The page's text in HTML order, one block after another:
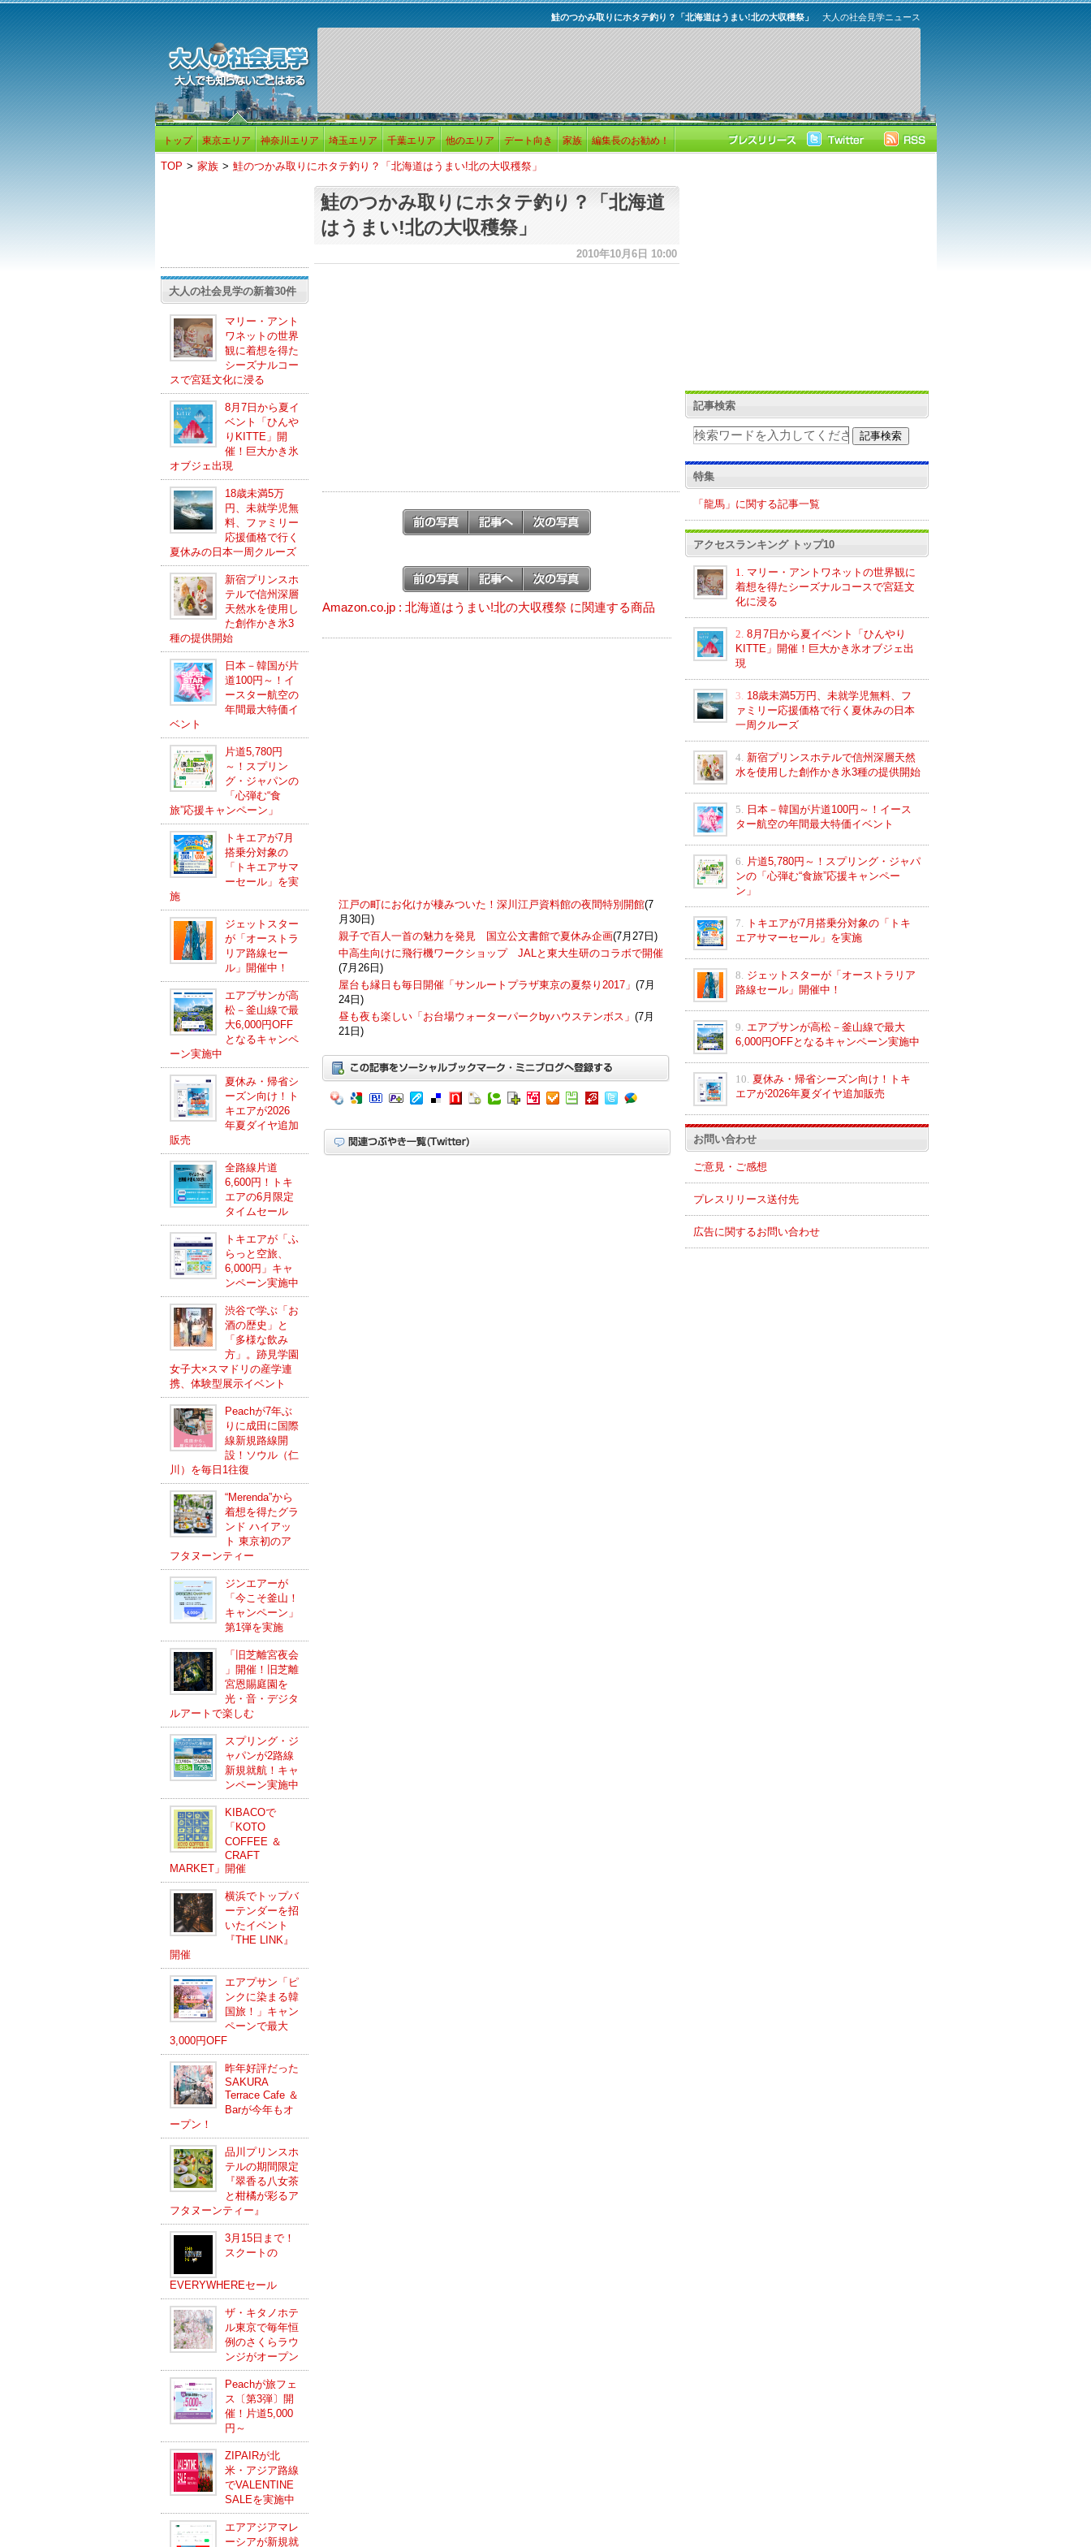
大人の社会見学ニュース
鮭のつかみ取りにホタテ釣り？「北海道はうまい!北の大収穫祭」
トップ 東京エリア 神奈川エリア 埼玉エリア 千葉エリア 他のエリア デート向き 家族 編集長のお勧め！
TOP > 家族 > 鮭のつかみ取りにホタテ釣り？「北海道はうまい!北の大収穫祭」
大人の社会見学の新着30件
マリー・アント
ワネットの世界
観に着想を得た
シーズナルコー
スで宮廷文化に浸る
8月7日から夏イ
ベント「ひんや
りKITTE」開
催！巨大かき氷
オブジェ出現
18歳未満5万
円、未就学児無
料、ファミリー
応援価格で行く
夏休みの日本一周クルーズ
新宿プリンスホ
テルで信州深層
天然水を使用し
た創作かき氷3
種の提供開始
日本－韓国が片
道100円～！イ
ースター航空の
年間最大特価イ
ベント
片道5,780円
～！スプリン
グ・ジャパンの
「心弾む“食
旅”応援キャンペーン」
トキエアが7月
搭乗分対象の
「トキエアサマ
ーセール」を実
施
ジェットスター
が「オーストラ
リア路線セー
ル」開催中！
エアプサンが高
松－釜山線で最
大6,000円OFF
となるキャンペ
ーン実施中
夏休み・帰省シ
ーズン向け！ト
キエアが2026
年夏ダイヤ追加
販売
全路線片道
6,600円！トキ
エアの6月限定
タイムセール
トキエアが「ふ
らっと空旅、
6,000円」キャ
ンペーン実施中
渋谷で学ぶ「お
酒の歴史」と
「多様な飲み
方」。跡見学園
女子大×スマドリの産学連
携、体験型展示イベント
Peachが7年ぶ
りに成田に国際
線新規路線開
設！ソウル（仁
川）を毎日1往復
“Merenda”から
着想を得たグラ
ンド ハイアッ
ト 東京初のア
フタヌーンティー
ジンエアーが
「今こそ釜山！
キャンペーン」
第1弾を実施
「旧芝離宮夜会
」開催！旧芝離
宮恩賜庭園を
光・音・デジタ
ルアートで楽しむ
スプリング・ジ
ャパンが2路線
新規就航！キャ
ンペーン実施中
KIBACOで
「KOTO
COFFEE ＆
CRAFT
MARKET」開催
横浜でトップバ
ーテンダーを招
いたイベント
『THE LINK』
開催
エアプサン「ピ
ンクに染まる韓
国旅！」キャン
ペーンで最大
3,000円OFF
昨年好評だった
SAKURA
Terrace Cafe ＆
Barが今年もオ
ープン！
品川プリンスホ
テルの期間限定
『翠香る八女茶
と柑橘が彩るア
フタヌーンティー』
3月15日まで！
スクートの
EVERYWHEREセール
ザ・キタノホテ
ル東京で毎年恒
例のさくらラウ
ンジがオープン
Peachが旅フェ
ス〔第3弾〕開
催！片道5,000
円～
ZIPAIRが北
米・アジア路線
でVALENTINE
SALEを実施中
エアアジアマレ
ーシアが新規就
鮭のつかみ取りにホタテ釣り？「北海道
はうまい!北の大収穫祭」
2010年10月6日 10:00
Amazon.co.jp : 北海道はうまい!北の大収穫祭 に関連する商品
江戸の町にお化けが棲みついた！深川江戸資料館の夜間特別開館(7
月30日)
親子で百人一首の魅力を発見 国立公文書館で夏休み企画(7月27日)
中高生向けに飛行機ワークショップ JALと東大生研のコラボで開催
(7月26日)
屋台も縁日も毎日開催「サンルートプラザ東京の夏祭り2017」 (7月
24日)
昼も夜も楽しい「お台場ウォーターパークbyハウステンボス」 (7月
21日)
記事検索
特集
「龍馬」に関する記事一覧
アクセスランキング トップ10
1.
マリー・アントワネットの世界観に
着想を得たシーズナルコースで宮廷文
化に浸る
2. 8月7日から夏イベント「ひんやり
KITTE」開催！巨大かき氷オブジェ出
現
3. 18歳未満5万円、未就学児無料、フ
ァミリー応援価格で行く夏休みの日本
一周クルーズ
4. 新宿プリンスホテルで信州深層天然
水を使用した創作かき氷3種の提供開始
5.
日本－韓国が片道100円～！イース
ター航空の年間最大特価イベント
6.
片道5,780円～！スプリング・ジャパ
ンの「心弾む“食旅”応援キャンペー
ン」
7.
トキエアが7月搭乗分対象の「トキ
エアサマーセール」を実施
8. ジェットスターが「オーストラリア
路線セール」開催中！
9. エアプサンが高松－釜山線で最大
6,000円OFFとなるキャンペーン実施中
10. 夏休み・帰省シーズン向け！トキ
エアが2026年夏ダイヤ追加販売
お問い合わせ
ご意見・ご感想
プレスリリース送付先
広告に関するお問い合わせ